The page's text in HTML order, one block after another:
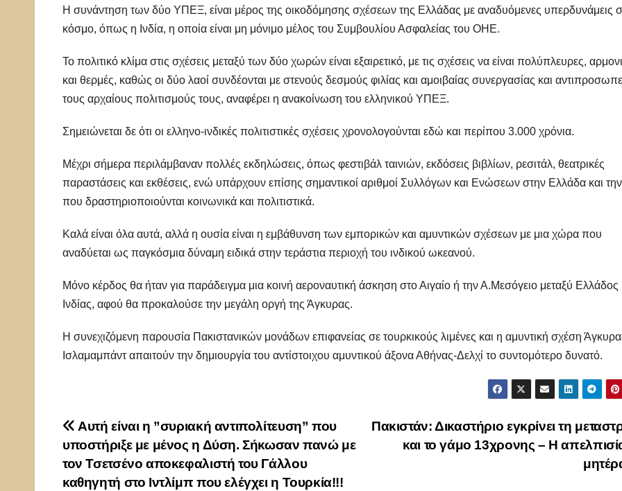
Η συνάντηση των δύο ΥΠΕΞ, είναι μέρος της οικοδόμησης σχέσεων της Ελλάδας με αναδυόμενες υπερδυνάμεις
κόσμο, όπως η Ινδία, η οποία είναι μη μόνιμο μέλος του Συμβουλίου Ασφαλείας του ΟΗΕ.
Το πολιτικό κλίμα στις σχέσεις μεταξύ των δύο χωρών είναι εξαιρετικό, με τις σχέσεις να είναι πολύπλευρες,
και θερμές, καθώς οι δύο λαοί συνδέονται με στενούς δεσμούς φιλίας και αμοιβαίας συνεργασίας και
τους αρχαίους πολιτισμούς τους, αναφέρει η ανακοίνωση του ελληνικού ΥΠΕΞ.
Σημειώνεται δε ότι οι ελληνο-ινδικές πολιτιστικές σχέσεις χρονολογούνται εδώ και περίπου 3.000 χρόνια.
Μέχρι σήμερα περιλάμβαναν πολλές εκδηλώσεις, όπως φεστιβάλ ταινιών, εκδόσεις βιβλίων, ρεσιτάλ, θεατρικές
παραστάσεις και εκθέσεις, ενώ υπάρχουν επίσης σημαντικοί αριθμοί Συλλόγων και Ενώσεων στην Ελλάδα και την
που δραστηριοποιούνται κοινωνικά και πολιτιστικά.
Καλά είναι όλα αυτά, αλλά η ουσία είναι η εμβάθυνση των εμπορικών και αμυντικών σχέσεων με μια χώρα που
αναδύεται ως παγκόσμια δύναμη ειδικά στην τεράστια περιοχή του ινδικού ωκεανού.
Μόνο κέρδος θα ήταν για παράδειγμα μια κοινή αεροναυτική άσκηση στο Αιγαίο ή την Α.Μεσόγειο μεταξύ Ελλάδος
Ινδίας, αφού θα προκαλούσε την μεγάλη οργή της Άγκυρας.
Η συνεχιζόμενη παρουσία Πακιστανικών μονάδων επιφανείας σε τουρκικούς λιμένες και η αμυντική σχέση
Ισλαμαμπάντ απαιτούν την δημιουργία του αντίστοιχου αμυντικού άξονα Αθήνας-Δελχί το συντομότερο δυνατό.
Πλοήγηση
άρθρων
Πακιστάν: Δικαστήριο εγκρίνει τη
και το γάμο 13χρονης – Η
Αυτή είναι η ”συριακή αντιπολίτευση” που
υποστήριξε με μένος η Δύση. Σήκωσαν πανώ με
τον Τσετσένο αποκεφαλιστή του Γάλλου
καθηγητή στο Ιντλίμπ που ελέγχει η Τουρκία!!!